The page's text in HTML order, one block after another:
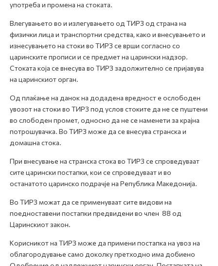
употреба и промена на стоката.
Влегувањето во и излегувањето од ТИРЗ од страна на
физички лица и транспортни средства, како и внесувањето и
изнесувањето на стоки во ТИРЗ се врши согласно со
царинските прописи и се предмет на царински надзор.
Стоката која се внесува во ТИРЗ задолжително се пријавува
на царинскиот орган.
Од плаќање на данок на додадена вредност е ослободен
увозот на стоки во ТИРЗ под услов стоките да не се пуштени
во слободен промет, односно да не се наменети за крајна
потрошувачка. Во ТИРЗ може да се внесува странска и
домашна стока.
При внесување на странска стока во ТИРЗ се спроведуваат
сите царински постапки, кои се спроведуваат и во
останатото царинско подрачје на Република Македонија.
Во ТИРЗ можат да се применуваат сите видови на
поедноставени постапки предвидени во член 88 од
Царинскиот закон.
Корисникот на ТИРЗ може да примени постапка на увоз на
облагородување само доколку претходно има добиено